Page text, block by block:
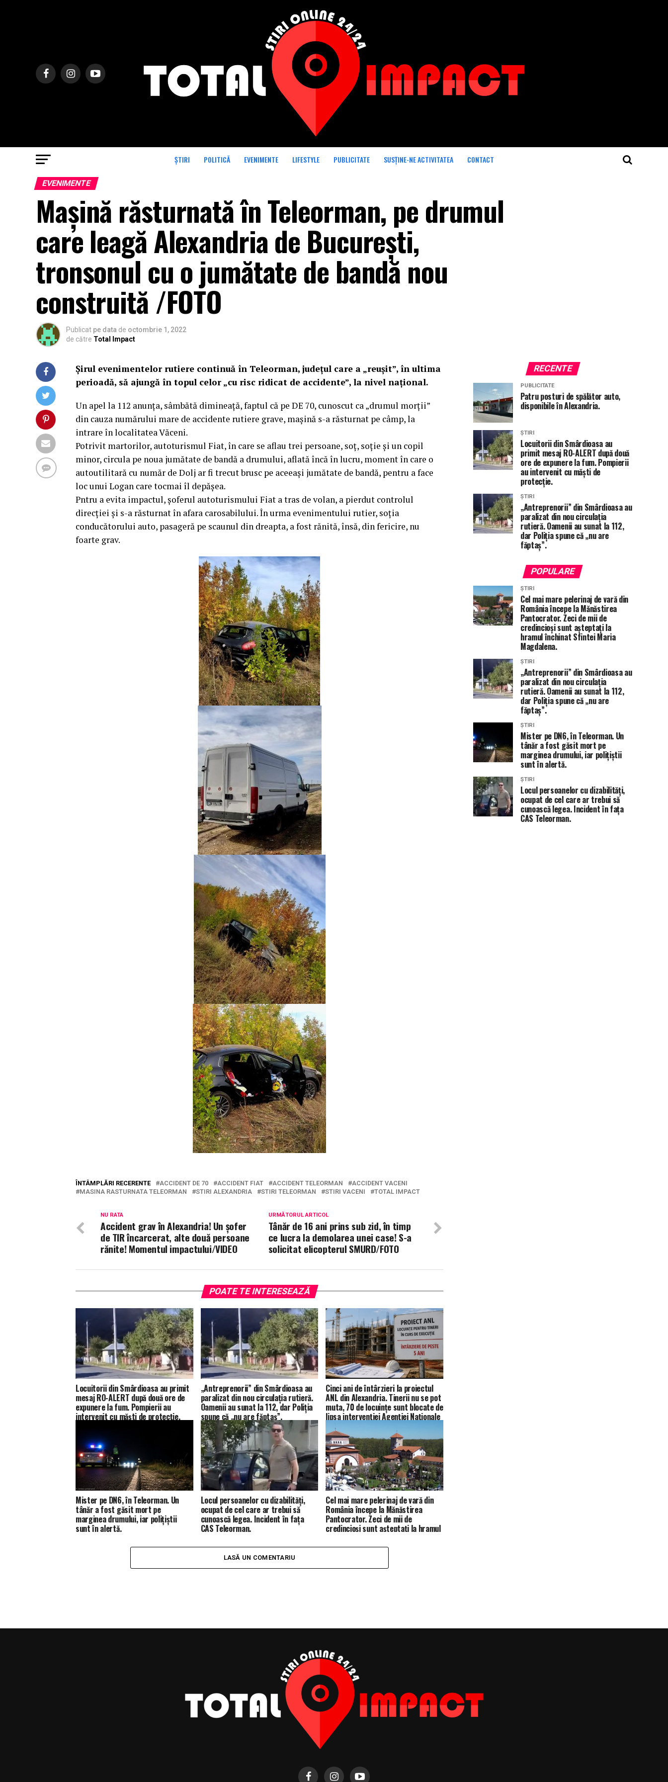
ȘTIRI POLITICĂ EVENIMENTE LIFESTYLE PUBLICITATE SUSȚINE-NE ACTIVITATEA CONTACT
EVENIMENTE
Mașină răsturnată în Teleorman, pe drumul
care leagă Alexandria de București,
tronsonul cu o jumătate de bandă nou
construită /FOTO
Publicat pe data de octombrie 1, 2022
de către Total Impact
Șirul evenimentelor rutiere continuă în Teleorman, județul care a „reușit”, în ultima
perioadă, să ajungă în topul celor „cu risc ridicat de accidente”, la nivel național.
Un apel la 112 anunța, sâmbătă dimineață, faptul că pe DE 70, cunoscut ca „drumul morții”
din cauza numărului mare de accidente rutiere grave, mașină s-a răsturnat pe câmp, la
intrare în localitatea Văceni.
Potrivit martorilor, autoturismul Fiat, în care se aflau trei persoane, soț, soție și un copil
minor, circula pe noua jumătate de bandă a drumului, aflată încă în lucru, moment în care o
autoutilitară cu număr de Dolj ar fi trecut brusc pe aceeași jumătate de bandă, pentru a face
loc unui Logan care tocmai îl depășea.
Pntru a evita impactul, șoferul autoturismului Fiat a tras de volan, a pierdut controlul
direcției și s-a răsturnat în afara carosabilului. În urma evenimentului rutier, soția
conducătorului auto, pasageră pe scaunul din dreapta, a fost rănită, însă, din fericire, nu
foarte grav.
ÎNTÂMPLĂRI RECERENTE ACCIDENT DE 70 ACCIDENT FIAT ACCIDENT TELEORMAN
ACCIDENT VACENI
MASINA RASTURNATA TELEORMAN
STIRI ALEXANDRIA STIRI TELEORMAN STIRI VACENI TOTAL IMPACT
URMĂTORUL ARTICOL
Tânăr de 16 ani prins sub zid, în timp
ce lucra la demolarea unei case! S-a
solicitat elicopterul SMURD/FOTO
NU RATA
Accident grav în Alexandria! Un șofer
de TIR încarcerat, alte două persoane
rănite! Momentul impactului/VIDEO
POATE TE INTERESEAZĂ
Locuitorii din Smârdioasa au primit
mesaj RO-ALERT după două ore de
expunere la fum. Pompierii au
intervenit cu măști de protecție.
„Antreprenorii” din Smârdioasa au
paralizat din nou circulația rutieră.
Oamenii au sunat la 112, dar Poliția
spune că „nu are făptaș”.
Cinci ani de întârzieri la proiectul
ANL din Alexandria. Tinerii nu se pot
muta, 70 de locuințe sunt blocate de
lipsa intervenției Agenției Naționale
de Locuințe.
Mister pe DN6, în Teleorman. Un
tânăr a fost găsit mort pe
marginea drumului, iar polițiștii
sunt în alertă.
Locul persoanelor cu dizabilități,
ocupat de cel care ar trebui să
cunoască legea. Incident în fața
CAS Teleorman.
Cel mai mare pelerinaj de vară din
România începe la Mănăstirea
Pantocrator. Zeci de mii de
credincioși sunt așteptați la hramul
LASĂ UN COMENTARIU
RECENTE
PUBLICITATE
Patru posturi de spălător auto,
disponibile în Alexandria.
ȘTIRI
Locuitorii din Smârdioasa au
primit mesaj RO-ALERT după două
ore de expunere la fum. Pompierii
au intervenit cu măști de
protecție.
ȘTIRI
„Antreprenorii” din Smârdioasa au
paralizat din nou circulația
rutieră. Oamenii au sunat la 112,
dar Poliția spune că „nu are
făptaș”.
POPULARE
ȘTIRI
Cel mai mare pelerinaj de vară din
România începe la Mănăstirea
Pantocrator. Zeci de mii de
credincioși sunt așteptați la
hramul închinat Sfintei Maria
Magdalena.
ȘTIRI
„Antreprenorii” din Smârdioasa au
paralizat din nou circulația
rutieră. Oamenii au sunat la 112,
dar Poliția spune că „nu are
făptaș”.
ȘTIRI
Mister pe DN6, în Teleorman. Un
tânăr a fost găsit mort pe
marginea drumului, iar polițiștii
sunt în alertă.
ȘTIRI
Locul persoanelor cu dizabilități,
ocupat de cel care ar trebui să
cunoască legea. Incident în fața
CAS Teleorman.